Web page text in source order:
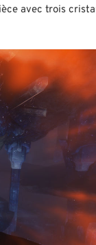
avec trois